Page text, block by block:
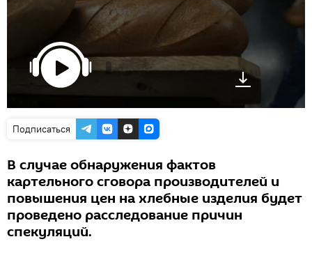
Подписаться
В случае обнаружения фактов
картельного сговора производителей и
повышения цен на хлебные изделия будет
проведено расследование причин
спекуляций.